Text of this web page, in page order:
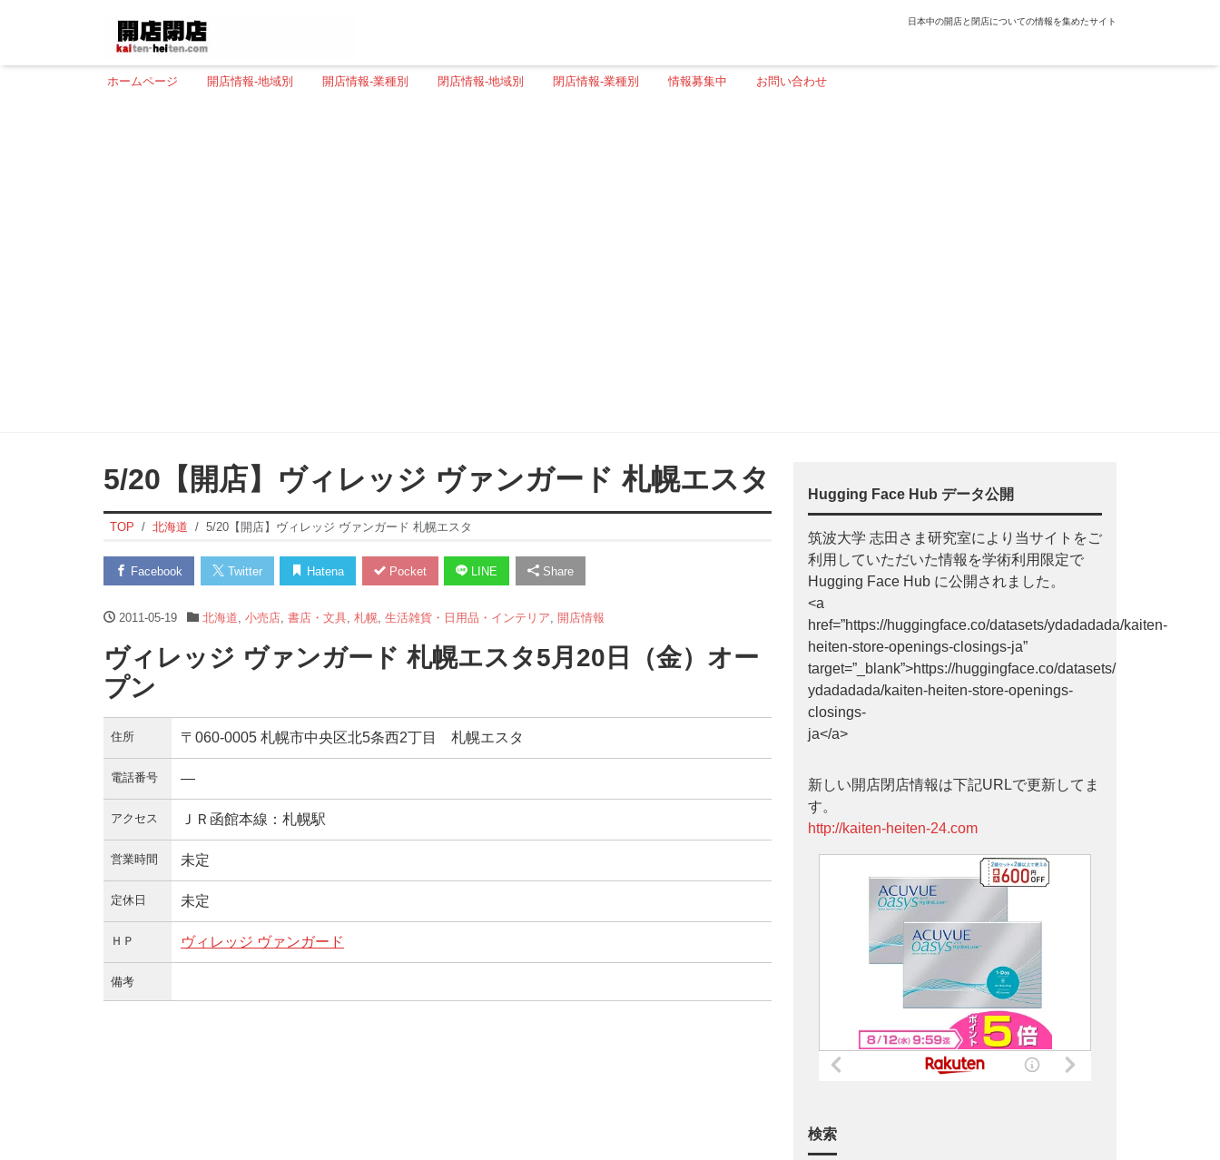
日本中の開店と閉店についての情報を集めたサイト
ホームページ 開店情報-地域別 開店情報-業種別 閉店情報-地域別 閉店情報-業種別 情報募集中 お問い合わせ
5/20【開店】ヴィレッジ ヴァンガード 札幌エスタ
TOP 北海道 5/20【開店】ヴィレッジ ヴァンガード 札幌エスタ
Facebook Twitter Hatena Pocket LINE Share
2011-05-19 北海道 小売店, 書店・文具, 札幌, 生活雑貨・日用品・インテリア 開店情報
ヴィレッジ ヴァンガード 札幌エスタ5月20日（金）オー
プン
住所 〒060-0005 札幌市中央区北5条西2丁目 札幌エスタ
電話番号 —
アクセス ＪＲ函館本線：札幌駅
営業時間 未定
定休日 未定
ＨＰ ヴィレッジ ヴァンガード
備考
Hugging Face Hub データ公開
筑波大学 志田さま研究室により当サイトをご
利用していただいた情報を学術利用限定で
Hugging Face Hub に公開されました。
<a
href=”https://huggingface.co/datasets/ydadadada/kaiten-
heiten-store-openings-closings-ja”
target=”_blank”>https://huggingface.co/datasets/
ydadadada/kaiten-heiten-store-openings-
closings-
ja</a>
新しい開店閉店情報は下記URLで更新してま
す。
http://kaiten-heiten-24.com
検索